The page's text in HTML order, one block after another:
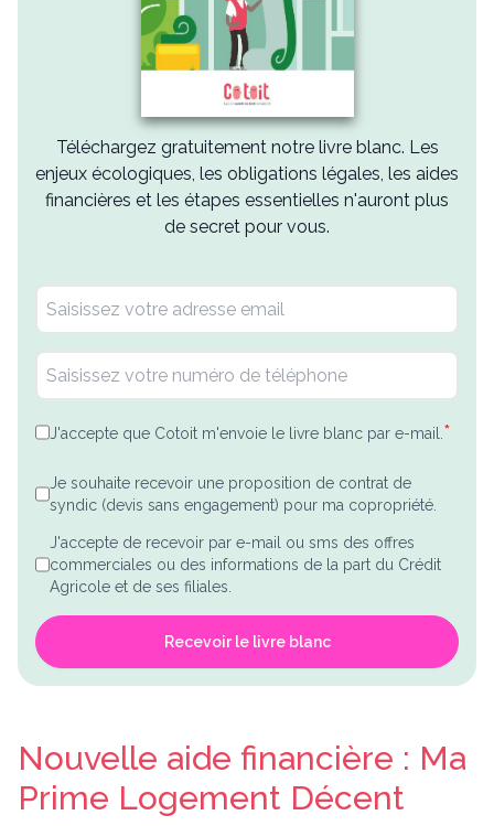
Téléchargez gratuitement notre livre blanc. Les
enjeux écologiques, les obligations légales, les aides
financières et les étapes essentielles n'auront plus
de secret pour vous.
J'accepte que Cotoit m'envoie le livre blanc par e-mail. *
Je souhaite recevoir une proposition de contrat de
syndic (devis sans engagement) pour ma copropriété.
J'accepte de recevoir par e-mail ou sms des offres
commerciales ou des informations de la part du Crédit
Agricole et de ses filiales.
Recevoir le livre blanc
Nouvelle aide financière : Ma
Prime Logement Décent